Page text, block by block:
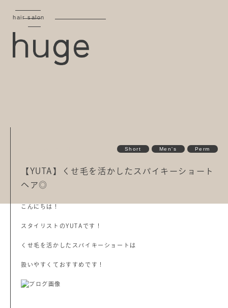
hair salon
Short Men's Perm
【YUTA】くせ毛を活かしたスパイキーショート
ヘア◎
こんにちは！
スタイリストのYUTAです！
くせ毛を活かしたスパイキーショートは
扱いやすくておすすめです！